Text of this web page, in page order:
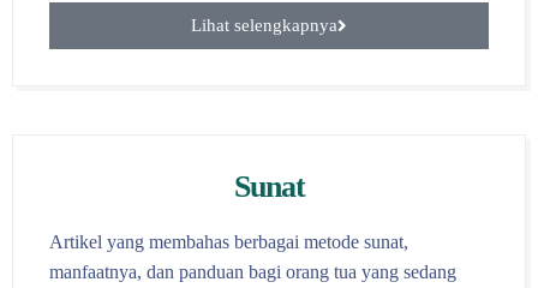
Lihat selengkapnya
Sunat
Artikel yang membahas berbagai metode sunat,
manfaatnya, dan panduan bagi orang tua yang sedang